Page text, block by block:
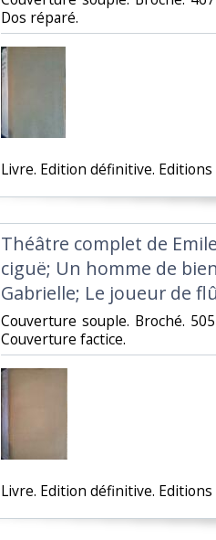
Dos réparé.‎
‎Livre. Edition définitive. Editions
‎Théâtre complet de
ciguë; Un homme de
Gabrielle; Le joueur de
‎Couverture souple. Broché.
Couverture factice.‎
‎Livre. Edition définitive. Editions